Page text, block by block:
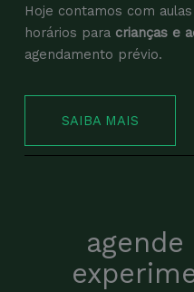
Hoje contamos com aulas
horários para crianças e
agendamento prévio.
SAIBA MAIS